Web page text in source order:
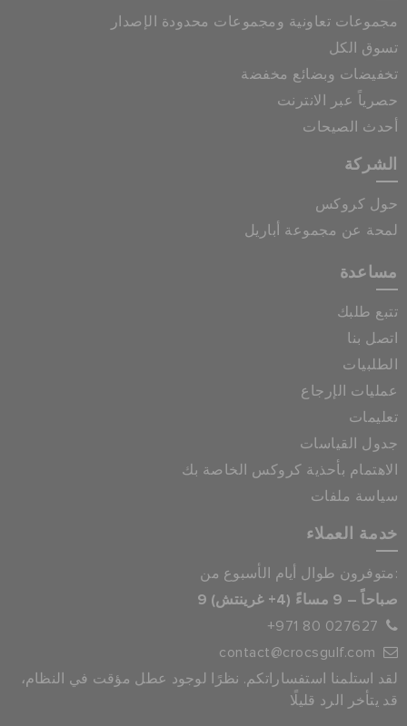
مجموعات تعاونية ومجموعات محدودة الإصدار
تسوق الكل
تخفيضات وبضائع مخفضة
حصرياً عبر الانترنت
أحدث الصيحات
الشركة
حول كروكس
لمحة عن مجموعة أباريل
مساعدة
تتبع طلبك
اتصل بنا
الطلبيات
عمليات الإرجاع
تعليمات
جدول القياسات
الاهتمام بأحذية كروكس الخاصة بك
سياسة ملفات
خدمة العملاء
متوفرون طوال أيام الأسبوع من:
9 صباحاً – 9 مساءً (4+ غرينتش)
+971 80 027627
contact@crocsgulf.com
لقد استلمنا استفساراتكم. نظرًا لوجود عطل مؤقت في النظام،
قد يتأخر الرد قليلًا